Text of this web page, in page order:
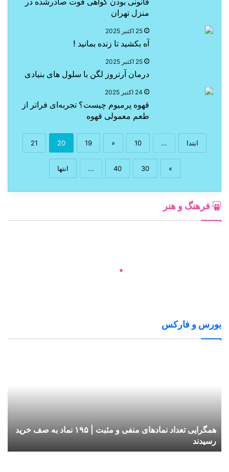
منزل تهران
25 اکتبر 2025
آه بکشید تا زنده بمانید !
25 اکتبر 2025
درمان آرتروز لگن با سلول های بنیادی
24 اکتبر 2025
قهوه پرمیوم چیست؟ تجربه‌ای فراتر از
طعم معمولی قهوه
ابتدا ...
10
«
19
20
21
»
30
40
... انتها
فرهنگ و هنر
بورس و فارکس
همگرایی تعداد نماد‌های منفی و مثبت | ۱۹۵ نماد به صف خرید
رسیدند